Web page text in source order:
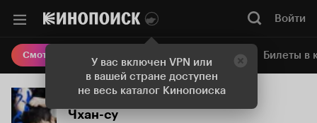
У вас включен VPN или
в вашей стране доступен
не весь каталог Кинопоиска
Войти
Смотреть кино Онлайн-кинотеатр Билеты в
Чхан-су